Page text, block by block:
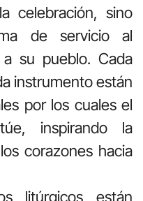
celebración, sino
de servicio al
su pueblo. Cada
instrumento están
por los cuales el
inspirando la
corazones hacia
litúrgicos están